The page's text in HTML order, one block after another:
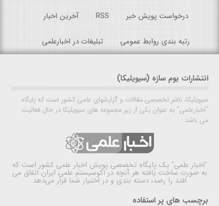
درخواست پویش خبر RSS آخرین اخبار
رتبه بندی روابط عمومی تبلیغات در اخبارعلمی
انتشارات بوم سازه (سیویلیکا)
سیویلیکا، ناشر تخصصی مقالات و گزارشهای علمی کشور است که پایگاه
"اخبارعلمی" به عنوان یکی از زیر مجموعه های سیویلیکا در حال فعالیت
می باشد.
"اخبار علمی" یک پایگاه تخصصی پویش اخبار علمی کشور است که
به صورت ساخت یافته هر آنچه در اکوسیستم علمی ایران اتفاق می
افتد را رصد، دسته بندی و در اختیار شما قرار می‌دهد
برچسب های پر استفاده